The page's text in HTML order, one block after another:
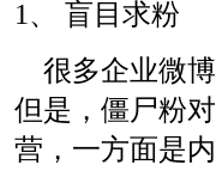
1、 盲目求粉
很多企业微
但是，僵尸粉
营，一方面是